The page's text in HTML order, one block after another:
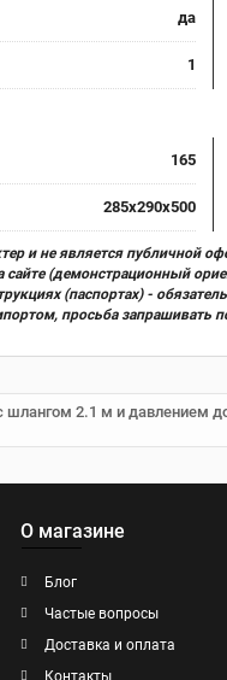
да
1
165
285х290х500
и не является публичной
сайте (демонстрационный
(паспортах) -
просьба запрашивать
шлангом 2.1 м и давлением
О магазине
Блог
Частые вопросы
Доставка и оплата
Контакты